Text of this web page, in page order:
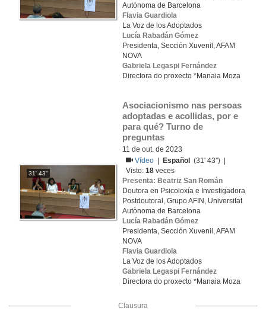
Autònoma de Barcelona
Flavia Guardiola
La Voz de los Adoptados
Lucía Rabadán Gómez
Presidenta, Sección Xuvenil, AFAM
NOVA
Gabriela Legaspi Fernández
Directora do proxecto *Manaia Moza
31' 43''
Asociacionismo nas persoas
adoptadas e acollidas, por e
para qué? Turno de
preguntas
11 de out. de 2023
Vídeo
Español
(31' 43'') |
Visto:18 veces
Presenta: Beatriz San Román
Doutora en Psicoloxía e Investigadora
Postdoutoral, Grupo AFIN, Universitat
Autònoma de Barcelona
Lucía Rabadán Gómez
Presidenta, Sección Xuvenil, AFAM
NOVA
Flavia Guardiola
La Voz de los Adoptados
Gabriela Legaspi Fernández
Directora do proxecto *Manaia Moza
Clausura